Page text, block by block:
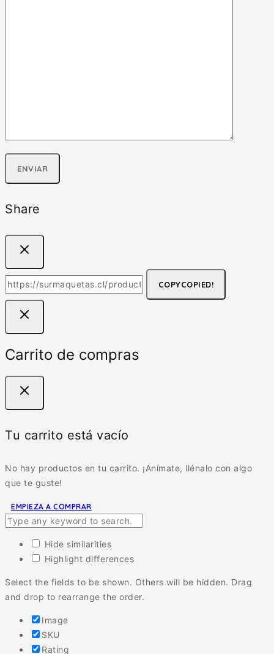
Share
COPYCOPIED!
Carrito de compras
Tu carrito está vacío
No hay productos en tu carrito. ¡Anímate, llénalo con algo
que te guste!
EMPIEZA A COMPRAR
Hide similarities
Highlight differences
Select the fields to be shown. Others will be hidden. Drag
and drop to rearrange the order.
Image
SKU
Rating